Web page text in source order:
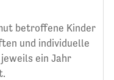
betroffene Kinder
und individuelle
ein Jahr